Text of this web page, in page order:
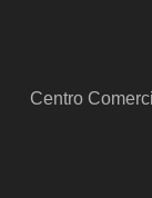
Centro